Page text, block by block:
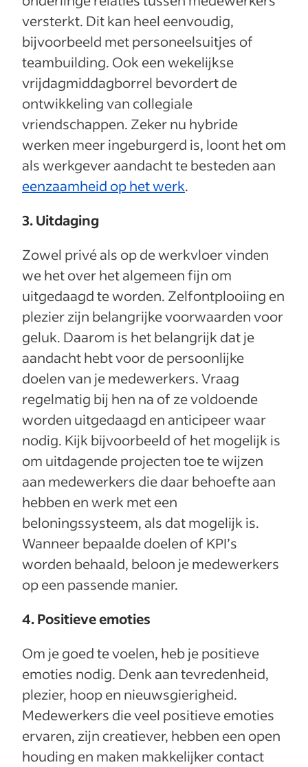
versterkt. Dit kan heel eenvoudig,
bijvoorbeeld met personeelsuitjes of
teambuilding. Ook een wekelijkse
vrijdagmiddagborrel bevordert de
ontwikkeling van collegiale
vriendschappen. Zeker nu hybride
werken meer ingeburgerd is, loont het om
als werkgever aandacht te besteden aan
eenzaamheid op het werk.
3. Uitdaging
Zowel privé als op de werkvloer vinden
we het over het algemeen fijn om
uitgedaagd te worden. Zelfontplooiing en
plezier zijn belangrijke voorwaarden voor
geluk. Daarom is het belangrijk dat je
aandacht hebt voor de persoonlijke
doelen van je medewerkers. Vraag
regelmatig bij hen na of ze voldoende
worden uitgedaagd en anticipeer waar
nodig. Kijk bijvoorbeeld of het mogelijk is
om uitdagende projecten toe te wijzen
aan medewerkers die daar behoefte aan
hebben en werk met een
beloningssysteem, als dat mogelijk is.
Wanneer bepaalde doelen of KPI’s
worden behaald, beloon je medewerkers
op een passende manier.
4. Positieve emoties
Om je goed te voelen, heb je positieve
emoties nodig. Denk aan tevredenheid,
plezier, hoop en nieuwsgierigheid.
Medewerkers die veel positieve emoties
ervaren, zijn creatiever, hebben een open
houding en maken makkelijker contact